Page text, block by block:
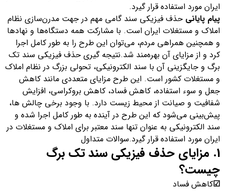
ایران مورد استفاده قرار گیرد.
پیام پایانی حذف فیزیکی سند گامی مهم در جهت مدرن‌سازی نظام
املاک و مستغلات ایران است. با مشارکت همه دستگاه‌ها و نهادها
و همچنین همراهی مردم، می‌توان این طرح را به طور کامل اجرا
کرد و از مزایای آن بهره‌مند شد.نتیجه گیری حذف فیزیکی سند تک
برگ و جایگزینی آن با سند الکترونیکی، تحولی بزرگ در نظام املاک
و مستغلات کشور است. این طرح مزایای متعددی مانند کاهش
جعل و سوء استفاده، کاهش فساد، کاهش بروکراسی، افزایش
شفافیت و صیانت از محیط زیست دارد. با وجود برخی چالش ها،
پیش‌بینی می‌شود که این طرح در آینده به طور کامل اجرا شده و
سند الکترونیکی به عنوان تنها سند معتبر برای املاک و مستغلات در
ایران مورد استفاده قرار گیرد.سوالات متداول
1. مزایای حذف فیزیکی سند تک برگ
چیست؟
☑کاهش فساد